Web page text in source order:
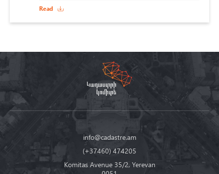
Read
info@cadastre.am
(+37460) 474205
Komitas Avenue 35/2, Yerevan